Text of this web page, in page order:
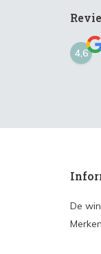
4,6
De
Merken